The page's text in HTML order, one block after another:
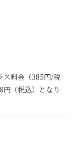
ス料金（385円/税
（税込）となり